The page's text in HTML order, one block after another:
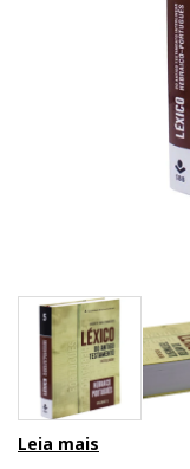
Leia mais